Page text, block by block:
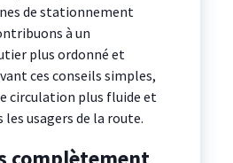
de stationnement
à un
plus ordonné et
ces conseils simples,
circulation plus fluide et
usagers de la route.